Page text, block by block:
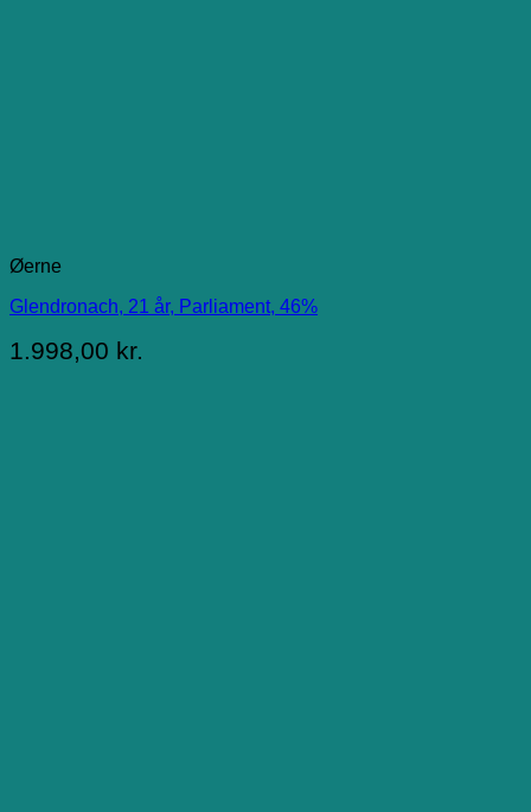
Øerne
Glendronach, 21 år, Parliament, 46%
1.998,00 kr.